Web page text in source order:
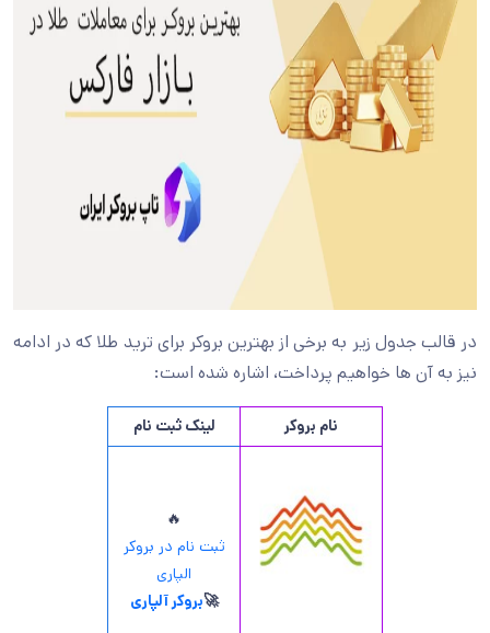
در قالب جدول زیر به برخی از بهترین بروکر برای ترید طلا که در ادامه
نیز به آن ها خواهیم پرداخت، اشاره شده است:
نام بروکر لینک ثبت نام
🔥
ثبت نام در بروکر
الپاری
🚀بروکر آلپاری